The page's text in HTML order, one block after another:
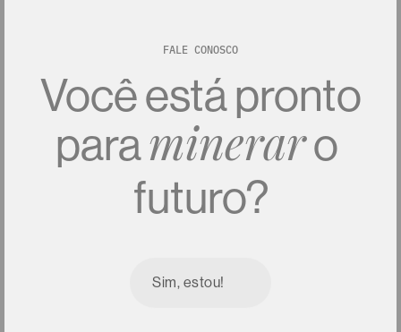
FALE CONOSCO
Vocêestápronto
paramineraro
futuro?
Sim, estou!